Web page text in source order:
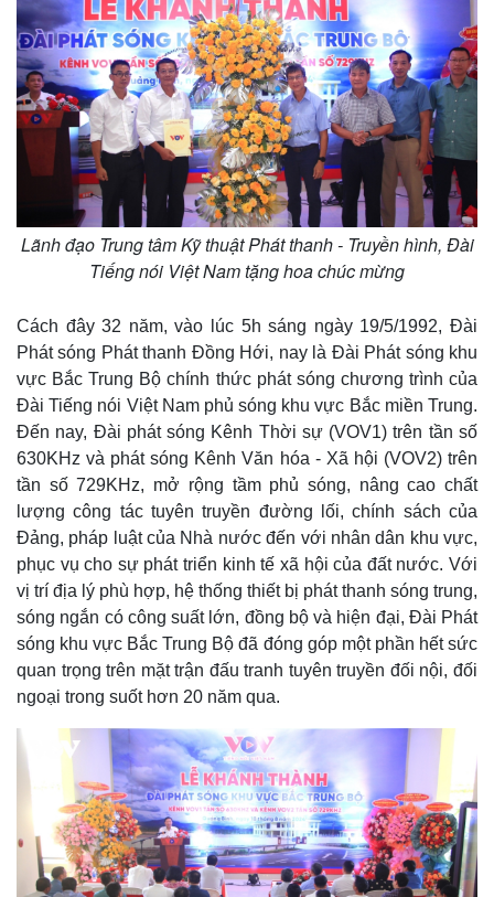
Lãnh đạo Trung tâm Kỹ thuật Phát thanh - Truyền hình, Đài
Tiếng nói Việt Nam tặng hoa chúc mừng
Cách đây 32 năm, vào lúc 5h sáng ngày 19/5/1992, Đài
Phát sóng Phát thanh Đồng Hới, nay là Đài Phát sóng khu
vực Bắc Trung Bộ chính thức phát sóng chương trình của
Đài Tiếng nói Việt Nam phủ sóng khu vực Bắc miền Trung.
Đến nay, Đài phát sóng Kênh Thời sự (VOV1) trên tần số
630KHz và phát sóng Kênh Văn hóa - Xã hội (VOV2) trên
tần số 729KHz, mở rộng tầm phủ sóng, nâng cao chất
lượng công tác tuyên truyền đường lối, chính sách của
Đảng, pháp luật của Nhà nước đến với nhân dân khu vực,
phục vụ cho sự phát triển kinh tế xã hội của đất nước. Với
vị trí địa lý phù hợp, hệ thống thiết bị phát thanh sóng trung,
sóng ngắn có công suất lớn, đồng bộ và hiện đại, Đài Phát
sóng khu vực Bắc Trung Bộ đã đóng góp một phần hết sức
quan trọng trên mặt trận đấu tranh tuyên truyền đối nội, đối
ngoại trong suốt hơn 20 năm qua.